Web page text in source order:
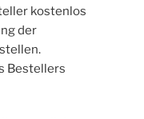
kostenlos
der
Bestellers